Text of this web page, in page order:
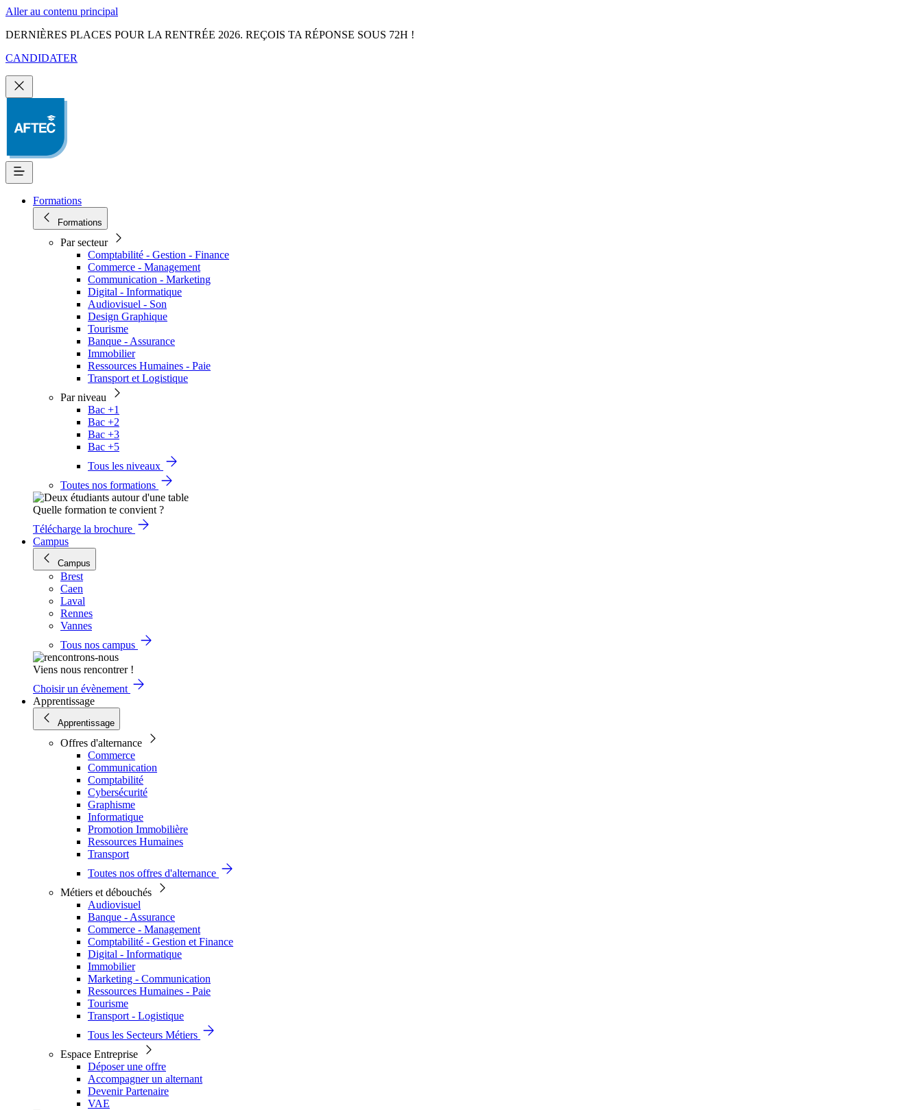
Aller au contenu principal
DERNIÈRES PLACES POUR LA RENTRÉE 2026. REÇOIS TA RÉPONSE SOUS 72H !
CANDIDATER
Formations
Formations
Par secteur
Comptabilité - Gestion - Finance
Commerce - Management
Communication - Marketing
Digital - Informatique
Audiovisuel - Son
Design Graphique
Tourisme
Banque - Assurance
Immobilier
Ressources Humaines - Paie
Transport et Logistique
Par niveau
Bac +1
Bac +2
Bac +3
Bac +5
Tous les niveaux
Toutes nos formations
Quelle formation te convient ?
Télécharge la brochure
Campus
Campus
Brest
Caen
Laval
Rennes
Vannes
Tous nos campus
Viens nous rencontrer !
Choisir un évènement
Apprentissage
Apprentissage
Offres d'alternance
Commerce
Communication
Comptabilité
Cybersécurité
Graphisme
Informatique
Promotion Immobilière
Ressources Humaines
Transport
Toutes nos offres d'alternance
Métiers et débouchés
Audiovisuel
Banque - Assurance
Commerce - Management
Comptabilité - Gestion et Finance
Digital - Informatique
Immobilier
Marketing - Communication
Ressources Humaines - Paie
Tourisme
Transport - Logistique
Tous les Secteurs Métiers
Espace Entreprise
Déposer une offre
Accompagner un alternant
Devenir Partenaire
VAE